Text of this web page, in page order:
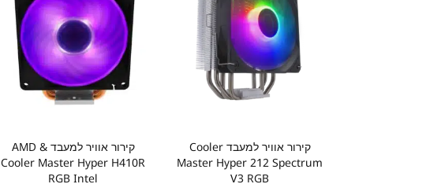
קירור אוויר למעבד Cooler
Master Hyper 212 Spectrum
V3 RGB
קירור אוויר למעבד AMD &
Cooler Master Hyper H410R
RGB Intel